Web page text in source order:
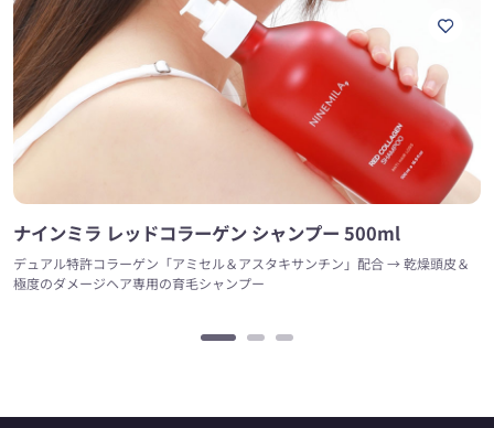
ナインミラ レッドコラーゲン シャンプー 500ml
デュアル特許コラーゲン「アミセル＆アスタキサンチン」配合 → 乾燥頭皮＆
極度のダメージヘア専用の育毛シャンプー